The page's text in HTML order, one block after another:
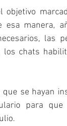
objetivo
esa manera,
las
los chats
se hayan
para que